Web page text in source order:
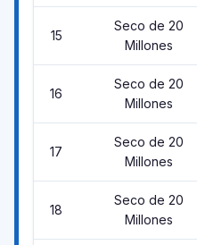
15
Seco de 20
Millones
16
Seco de 20
Millones
17
Seco de 20
Millones
18
Seco de 20
Millones